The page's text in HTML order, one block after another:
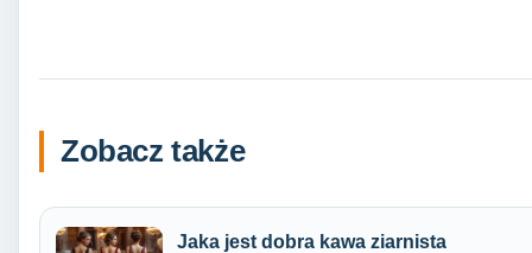
Zobacz także
Jaka jest dobra kawa ziarnista